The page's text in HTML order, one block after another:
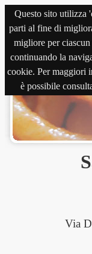
Questo sito utilizza
parti al fine di
migliore per
continuando la
cookie. Per maggiori
è possibile
Via